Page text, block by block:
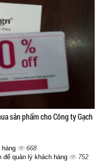
sản phẩm cho Công ty Gạch
hàng
668
để quản lý khách hàng
752